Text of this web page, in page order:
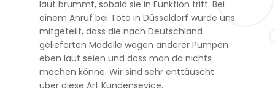
laut brummt, sobald sie in Funktion tritt. Bei
einem Anruf bei Toto in Düsseldorf wurde uns
mitgeteilt, dass die nach Deutschland
gelieferten Modelle wegen anderer Pumpen
eben laut seien und dass man da nichts
machen könne. Wir sind sehr enttäuscht
über diese Art Kundensevice.